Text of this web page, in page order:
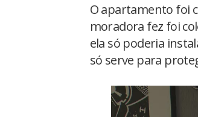
O apartamento foi
moradora fez foi
ela só poderia
só serve para